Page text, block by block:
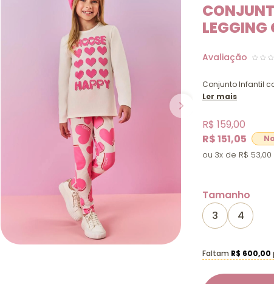
LEGGING
Conjunto Infantil
Ler mais
R$ 151,05
R$ 159,00
3x R$ 53,00
Tamanho
3
4
Faltam R$ 600,00